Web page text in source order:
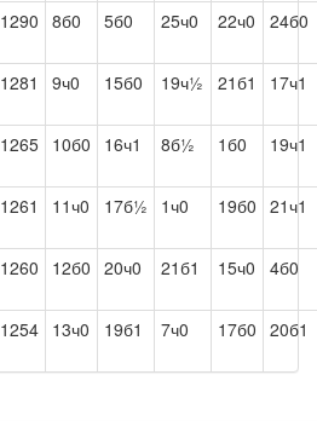
1290 8б0 5б0 25ч0 22ч0 24б0
1281 9ч0 15б0 19ч½ 21б1 17ч1
1265 10б0 16ч1 8б½ 1б0 19ч1
1261 11ч0 17б½ 1ч0 19б0 21ч1
1260 12б0 20ч0 21б1 15ч0 4б0
1254 13ч0 19б1 7ч0 17б0 20б1